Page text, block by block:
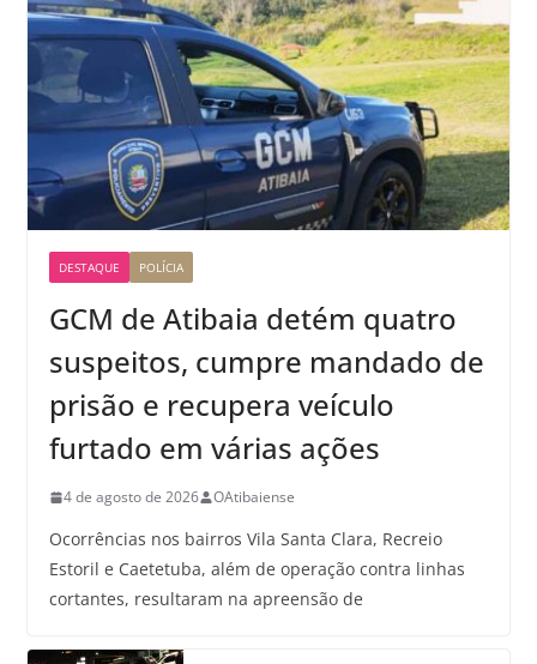
DESTAQUE POLÍCIA
GCM de Atibaia detém quatro
suspeitos, cumpre mandado de
prisão e recupera veículo
furtado em várias ações
4 de agosto de 2026 OAtibaiense
Ocorrências nos bairros Vila Santa Clara, Recreio
Estoril e Caetetuba, além de operação contra linhas
cortantes, resultaram na apreensão de